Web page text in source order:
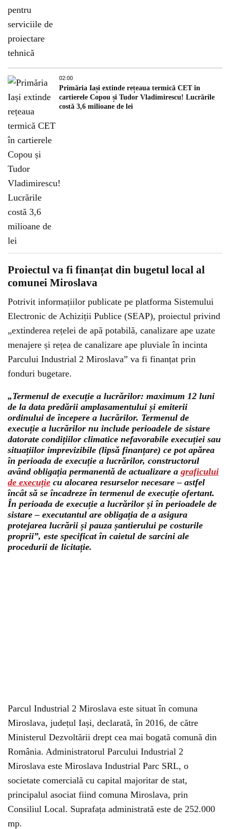
02:00
Primăria Iași extinde rețeaua termică CET în
cartierele Copou și Tudor Vladimirescu! Lucrările
costă 3,6 milioane de lei
Proiectul va fi finanțat din bugetul local al
comunei Miroslava
Potrivit informațiilor publicate pe platforma Sistemului
Electronic de Achiziții Publice (SEAP), proiectul privind
„extinderea rețelei de apă potabilă, canalizare ape uzate
menajere și rețea de canalizare ape pluviale în incinta
Parcului Industrial 2 Miroslava” va fi finanțat prin
fonduri bugetare.
„Termenul de execuție a lucrărilor: maximum 12 luni
de la data predării amplasamentului și emiterii
ordinului de începere a lucrărilor. Termenul de
execuție a lucrărilor nu include perioadele de sistare
datorate condițiilor climatice nefavorabile execuției sau
situațiilor imprevizibile (lipsă finanțare) ce pot apărea
în perioada de execuție a lucrărilor, constructorul
având obligația permanentă de actualizare a graficului
de execuție cu alocarea resurselor necesare – astfel
încât să se încadreze în termenul de execuție ofertant.
În perioada de execuție a lucrărilor și în perioadele de
sistare – executantul are obligația de a asigura
protejarea lucrării și pauza șantierului pe costurile
proprii”, este specificat în caietul de sarcini ale
procedurii de licitație.
Parcul Industrial 2 Miroslava este situat în comuna
Miroslava, județul Iași, declarată, în 2016, de către
Ministerul Dezvoltării drept cea mai bogată comună din
România. Administratorul Parcului Industrial 2
Miroslava este Miroslava Industrial Parc SRL, o
societate comercială cu capital majoritar de stat,
principalul asociat fiind comuna Miroslava, prin
Consiliul Local. Suprafața administrată este de 252.000
mp.